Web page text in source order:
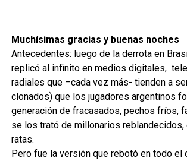
Muchísimas gracias y buenas noches
Antecedentes: luego de la derrota en
replicó al infinito en medios digitales,
radiales que –cada vez más- tienden a
clonados) que los jugadores argentinos
generación de fracasados, pechos fríos,
se los trató de millonarios reblandecidos,
ratas.
Pero fue la versión que rebotó en todo el